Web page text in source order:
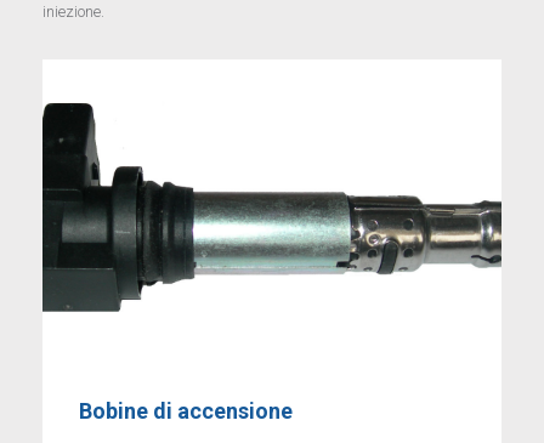
iniezione.
Bobine di accensione